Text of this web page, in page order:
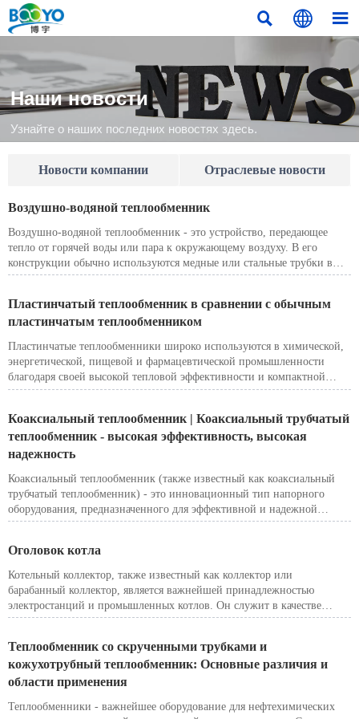
  
Наши новости
Узнайте о наших последних новостях здесь.
Новости компании Отраслевые новости
Воздушно-водяной теплообменник
Воздушно-водяной теплообменник - это устройство, передающее
тепло от горячей воды или пара к окружающему воздуху. В его
конструкции обычно используются медные или стальные трубки в
сочетании с алюминиевыми ребрами, что создает большую
нагрев или охлаждение воздуха. Благодаря компактной конструкции
и высокой производительности он широко используется в системах
ОВКВ, рекуперации тепла в котлах, обогреве теплиц и
промышленных процессах сушки.
Пластинчатый теплообменник в сравнении с обычным
пластинчатым теплообменником
Пластинчатые теплообменники широко используются в химической,
энергетической, пищевой и фармацевтической промышленности
благодаря своей высокой тепловой эффективности и компактной
конструкции. Однако при работе с жидкостями, содержащими
традиционные пластинчатые теплообменники часто страдают от
засорения и трудностей с обслуживанием. Для решения этих проблем
компания Siemens (ранее ALSTOM) разработала теплообменник
сочетающий в себе преимущества пластинчатых и кожухотрубных
конструкций.
Коаксиальный теплообменник | Коаксиальный трубчатый
теплообменник - высокая эффективность, высокая
надежность
Коаксиальный теплообменник (также известный как коаксиальный
трубчатый теплообменник) - это инновационный тип напорного
оборудования, предназначенного для эффективной и надежной
передачи тепла. В отличие от обычных кожухотрубных, спирально-
структура обеспечивает более высокую тепловую эффективность,
более высокую устойчивость к давлению и отличную способность к
самоочистке, что делает ее идеальным выбором для современных
промышленных применений.
Оголовок котла
Котельный коллектор, также известный как коллектор или
барабанный коллектор, является важнейшей принадлежностью
электростанций и промышленных котлов. Он служит в качестве
сборного и распределительного сосуда, который направляет пар или
внешними системами трубопроводов.
Теплообменник со скрученными трубками и
кожухотрубный теплообменник: Основные различия и
области применения
Теплообменники - важнейшее оборудование для нефтехимических